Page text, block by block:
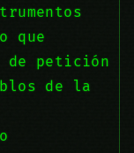
que
de petición
de la